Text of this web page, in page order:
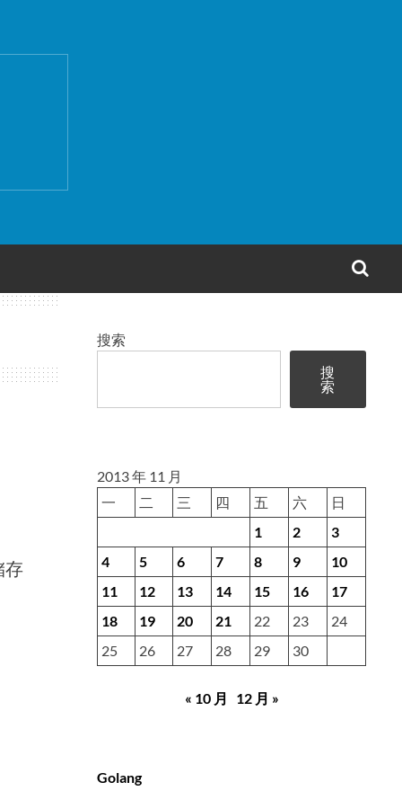
存
搜索
搜
索
2013 年 11 月
一
二 三 四 五 六
日
1
2
3
4
5 6 7 8 9
10
11
12 13 14 15 16
17
18
19 20 21 22 23
24
25
26 27 28 29 30
« 10 月 12 月 »
Golang